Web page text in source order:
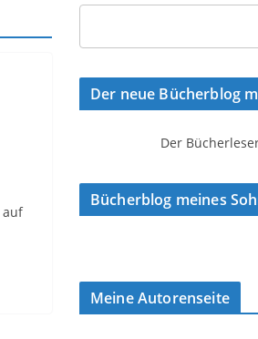
auf
Der neue Bücherblog
Der
Bücherblog meines
Meine Autorenseite